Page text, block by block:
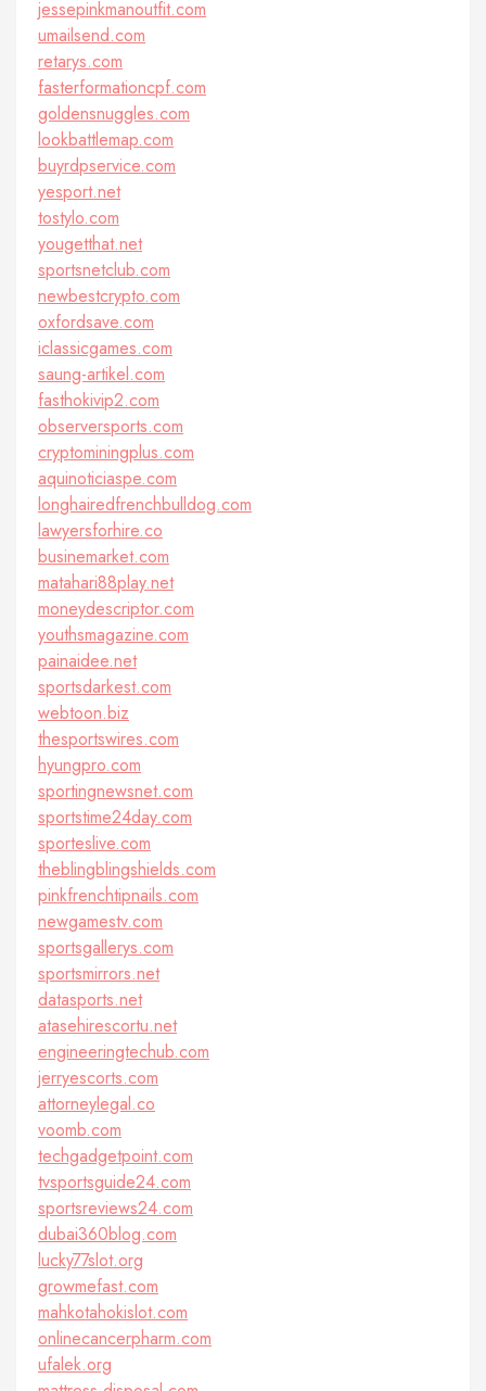
jessepinkmanoutfit.com
umailsend.com
retarys.com
fasterformationcpf.com
goldensnuggles.com
lookbattlemap.com
buyrdpservice.com
yesport.net
tostylo.com
yougetthat.net
sportsnetclub.com
newbestcrypto.com
oxfordsave.com
iclassicgames.com
saung-artikel.com
fasthokivip2.com
observersports.com
cryptominingplus.com
aquinoticiaspe.com
longhairedfrenchbulldog.com
lawyersforhire.co
businemarket.com
matahari88play.net
moneydescriptor.com
youthsmagazine.com
painaidee.net
sportsdarkest.com
webtoon.biz
thesportswires.com
hyungpro.com
sportingnewsnet.com
sportstime24day.com
sporteslive.com
theblingblingshields.com
pinkfrenchtipnails.com
newgamestv.com
sportsgallerys.com
sportsmirrors.net
datasports.net
atasehirescortu.net
engineeringtechub.com
jerryescorts.com
attorneylegal.co
voomb.com
techgadgetpoint.com
tvsportsguide24.com
sportsreviews24.com
dubai360blog.com
lucky77slot.org
growmefast.com
mahkotahokislot.com
onlinecancerpharm.com
ufalek.org